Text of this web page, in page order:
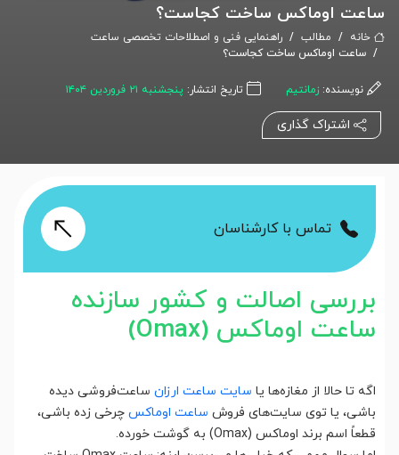
ساعت اوماکس ساخت کجاست؟
خانه مطالب
راهنمایی فنی و اصطلاحات تخصصی ساعت
ساعت اوماکس ساخت کجاست؟
نویسنده: زمانتیم تاریخ انتشار: پنجشنبه ۲۱ فروردین ۱۴۰۴
اشتراک گذاری
تماس با کارشناسان
بررسی اصالت و کشور سازنده
ساعت اوماکس (Omax)
اگه تا حالا از مغازه‌ها یا سایت ساعت ارزان ساعت‌فروشی دیده
باشی، یا توی سایت‌های فروش ساعت اوماکس چرخی زده باشی،
قطعاً اسم برند اوماکس (Omax) به گوشت خورده.